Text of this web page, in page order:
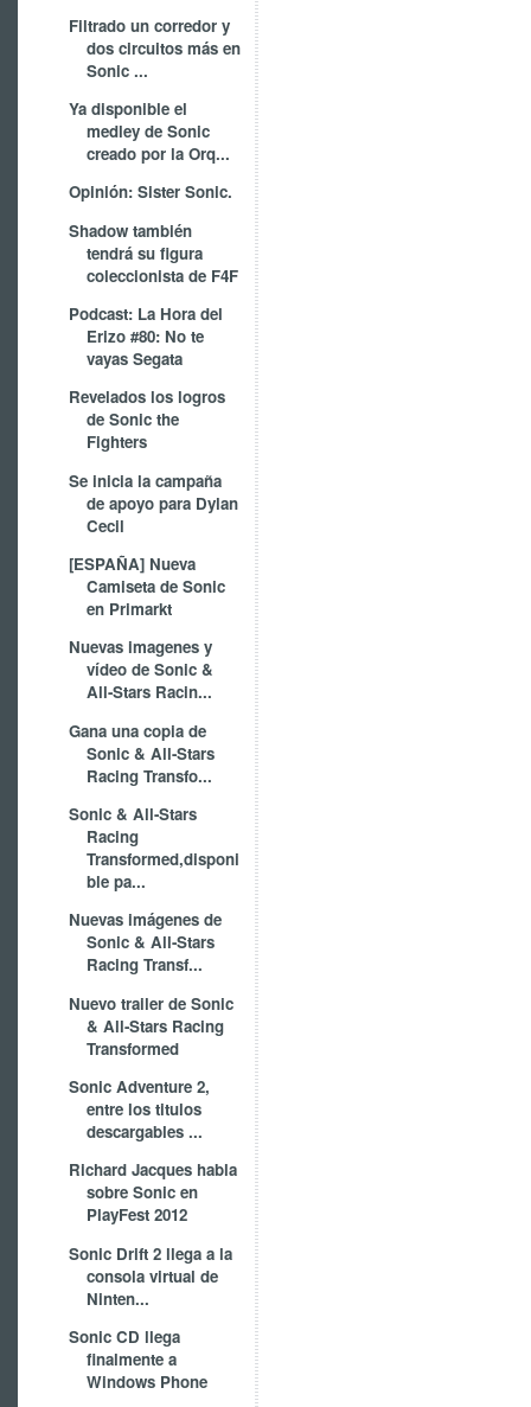
Filtrado un corredor y
dos circuitos más en
Sonic ...
Ya disponible el
medley de Sonic
creado por la Orq...
Opinión: Sister Sonic.
Shadow también
tendrá su figura
coleccionista de F4F
Podcast: La Hora del
Erizo #80: No te
vayas Segata
Revelados los logros
de Sonic the
Fighters
Se inicia la campaña
de apoyo para Dylan
Cecil
[ESPAÑA] Nueva
Camiseta de Sonic
en Primarkt
Nuevas imagenes y
vídeo de Sonic &
All-Stars Racin...
Gana una copia de
Sonic & All-Stars
Racing Transfo...
Sonic & All-Stars
Racing
Transformed,disponi
ble pa...
Nuevas imágenes de
Sonic & All-Stars
Racing Transf...
Nuevo trailer de Sonic
& All-Stars Racing
Transformed
Sonic Adventure 2,
entre los titulos
descargables ...
Richard Jacques habla
sobre Sonic en
PlayFest 2012
Sonic Drift 2 llega a la
consola virtual de
Ninten...
Sonic CD llega
finalmente a
Windows Phone